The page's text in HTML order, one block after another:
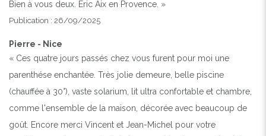
Bien à vous deux. Eric Aix en Provence. »
Publication : 26/09/2025
Pierre - Nice
« Ces quatre jours passés chez vous furent pour moi une
parenthése enchantée. Très jolie demeure, belle piscine
(chauffée à 30°), vaste solarium, lit ultra confortable et chambre,
comme l'ensemble de la maison, décorée avec beaucoup de
goût. Encore merci Vincent et Jean-Michel pour votre